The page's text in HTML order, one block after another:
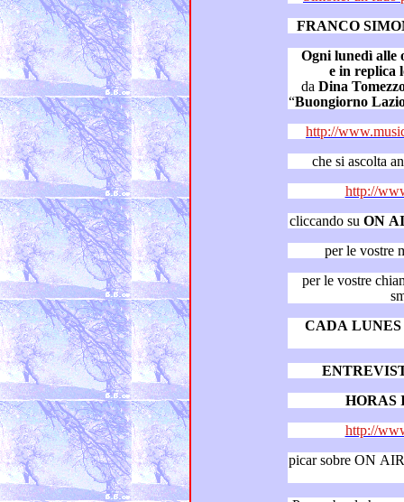
FRANCO
da Dina
“Buongiorno
http://
che si ascolta
http://
cliccando su ON
per le vostre
per le vostre
CADA LUNES
HORAS
http://
picar sobre ON AIR junto